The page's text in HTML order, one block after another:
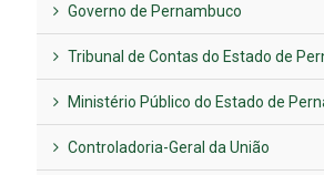
Governo de Pernambuco
Tribunal de Contas do Estado de
Ministério Público do Estado de
Controladoria-Geral da União